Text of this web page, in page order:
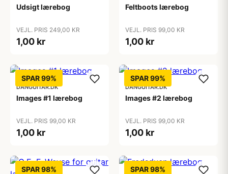
Udsigt lærebog
VEJL. PRIS 249,00 KR
1,00 kr
Feltboots lærebog
VEJL. PRIS 99,00 KR
1,00 kr
SPAR 99%
DANGUITAR.DK
Images #1 lærebog
VEJL. PRIS 99,00 KR
1,00 kr
SPAR 99%
DANGUITAR.DK
Images #2 lærebog
VEJL. PRIS 99,00 KR
1,00 kr
SPAR 98% SPAR 98%